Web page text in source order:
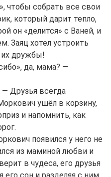
чтобы собрать все свои
который дарит тепло,
он «делится» с Ваней, и
Заяц хотел устроить
их дружбы!
да, мама? —
Друзья всегда
ушёл в корзину,
и напомнить, как
появился у него не
из маминой любви и
в чудеса, его друзья